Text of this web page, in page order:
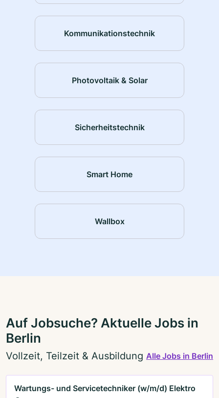
Kommunikationstechnik
Photovoltaik & Solar
Sicherheitstechnik
Smart Home
Wallbox
Auf Jobsuche? Aktuelle Jobs in
Berlin
Vollzeit, Teilzeit & Ausbildung Alle Jobs in Berlin
Wartungs- und Servicetechniker (w/m/d) Elektro